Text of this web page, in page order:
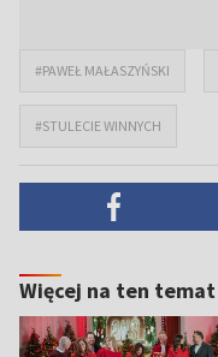
#PAWEŁ MAŁASZYŃSKI
#STULECIE WINNYCH
Więcej na ten temat